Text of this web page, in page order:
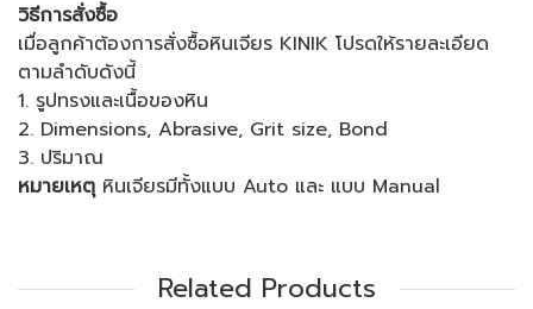
วิธีการสั่งซื้อ
เมื่อลูกค้าต้องการสั่งซื้อหินเจียร KINIK โปรดให้รายละเอียด
ตามลำดับดังนี้
1. รูปทรงและเนื้อของหิน
2. Dimensions, Abrasive, Grit size, Bond
3. ปริมาณ
หมายเหตุหินเจียรมีทั้งแบบ Auto และ แบบ Manual
Related Products